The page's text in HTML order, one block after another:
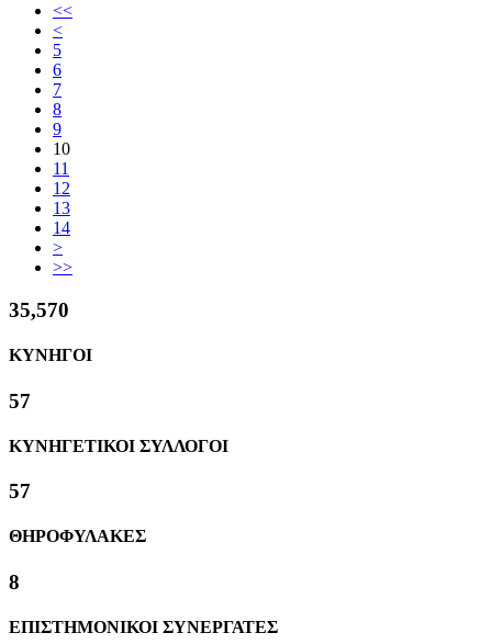
<<
<
5
6
7
8
9
10
11
12
13
14
>
>>
38,324
ΚΥΝΗΓΟΙ
61
ΚΥΝΗΓΕΤΙΚΟΙ ΣΥΛΛΟΓΟΙ
61
ΘΗΡΟΦΥΛΑΚΕΣ
8
ΕΠΙΣΤΗΜΟΝΙΚΟΙ ΣΥΝΕΡΓΑΤΕΣ